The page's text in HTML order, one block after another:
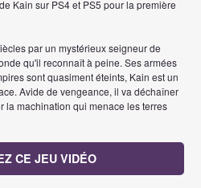
Kain sur PS4 et PS5 pour la première
par un mystérieux seigneur de
qu'il reconnaît à peine. Ses armées
sont quasiment éteints, Kain est un
Avide de vengeance, il va déchaîner
la machination qui menace les terres
CE JEU VIDÉO